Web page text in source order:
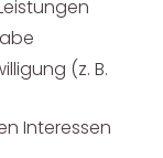
(z. B.
Interessen